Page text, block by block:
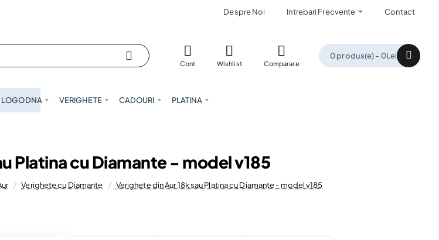
Despre Noi Intrebari Frecvente Contact
Cont Wishlist Comparare
0 produs(e) - 0Lei
LOGODNA VERIGHETE CADOURI PLATINA
Platina cu Diamante - model v185
Verighete cu Diamante Verighete din Aur 18k sau Platina cu Diamante - model v185